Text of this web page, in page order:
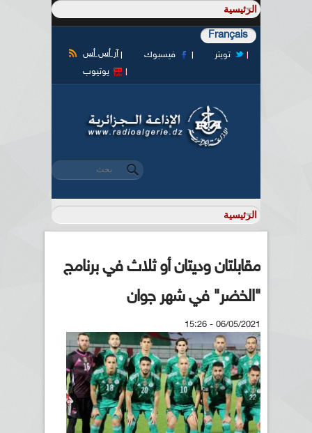
Français
آر أس أس فيسبوك
تويتر
يوتيوب
استمارة البحث
‏بحث ‏
مقابلتان وديتان أو ثلاث في برنامج
"الخضر" في شهر جوان
06/05/2021 - 15:26